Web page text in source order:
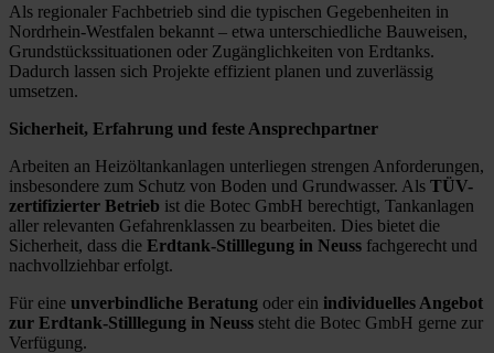
Als regionaler Fachbetrieb sind die typischen Gegebenheiten in
Nordrhein-Westfalen bekannt – etwa unterschiedliche Bauweisen,
Grundstückssituationen oder Zugänglichkeiten von Erdtanks.
Dadurch lassen sich Projekte effizient planen und zuverlässig
umsetzen.
Sicherheit, Erfahrung und feste Ansprechpartner
Arbeiten an Heizöltankanlagen unterliegen strengen Anforderungen,
insbesondere zum Schutz von Boden und Grundwasser. Als TÜV-
zertifizierter Betrieb ist die Botec GmbH berechtigt, Tankanlagen
aller relevanten Gefahrenklassen zu bearbeiten. Dies bietet die
Sicherheit, dass die Erdtank-Stilllegung in Neuss fachgerecht und
nachvollziehbar erfolgt.
Für eine unverbindliche Beratung oder ein individuelles Angebot
zur Erdtank-Stilllegung in Neuss steht die Botec GmbH gerne zur
Verfügung.